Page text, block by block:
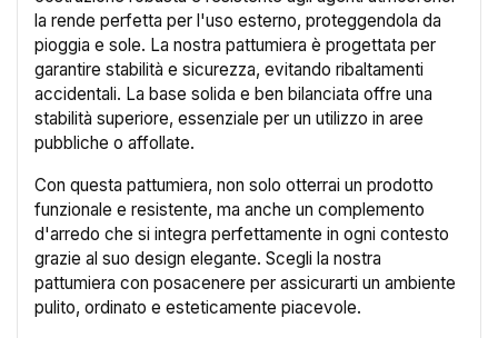
la rende perfetta per l'uso esterno, proteggendola da
pioggia e sole. La nostra pattumiera è progettata per
garantire stabilità e sicurezza, evitando ribaltamenti
accidentali. La base solida e ben bilanciata offre una
stabilità superiore, essenziale per un utilizzo in aree
pubbliche o affollate.
Con questa pattumiera, non solo otterrai un prodotto
funzionale e resistente, ma anche un complemento
d'arredo che si integra perfettamente in ogni contesto
grazie al suo design elegante. Scegli la nostra
pattumiera con posacenere per assicurarti un ambiente
pulito, ordinato e esteticamente piacevole.
Crea lista dei desideri ×
Nome lista dei desideri
Annulla Crea lista dei desideri